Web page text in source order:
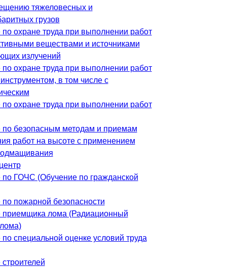
тяжеловесных и
грузов
охране труда при выполнении работ
веществами и источниками
излучений
охране труда при выполнении работ
в том числе с
охране труда при выполнении работ
по безопасным методам и приемам
работ на высоте с применением
по ГОЧС (Обучение по гражданской
пожарной безопасности
приемщика лома (Радиационный
специальной оценке условий труда